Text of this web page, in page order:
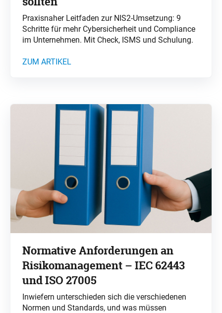
Praxisnaher Leitfaden zur NIS2-Umsetzung: 9
Schritte für mehr Cybersicherheit und Compliance
im Unternehmen. Mit Check, ISMS und Schulung.
ZUM ARTIKEL
Normative Anforderungen an
Risikomanagement – IEC 62443
und ISO 27005
Inwiefern unterschieden sich die verschiedenen
Normen und Standards, und was müssen